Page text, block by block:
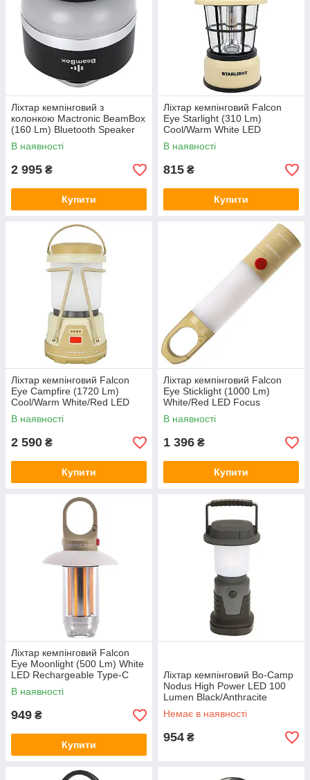
Ліхтар кемпінговий з
колонкою Mactronic BeamBox
(160 Lm) Bluetooth Speaker
USB-C (ACL0041)
В наявності
2 995 ₴
Купити
Ліхтар кемпінговий Falcon
Eye Starlight (310 Lm)
Cool/Warm White LED
(FCL0027)
В наявності
815 ₴
Купити
Ліхтар кемпінговий Falcon
Eye Campfire (1720 Lm)
Cool/Warm White/Red LED
Powerbank USB-C (FCL0032)
В наявності
2 590 ₴
Купити
Ліхтар кемпінговий Falcon
Eye Sticklight (1000 Lm)
White/Red LED Focus
Magnetic USB-C (FCL0028)
В наявності
1 396 ₴
Купити
Ліхтар кемпінговий Falcon
Eye Moonlight (500 Lm) White
LED Rechargeable Type-C
(FCL0029)
В наявності
949 ₴
Купити
Ліхтар кемпінговий Bo-Camp
Nodus High Power LED 100
Lumen Black/Anthracite
(5818890)
Немає в наявності
954 ₴